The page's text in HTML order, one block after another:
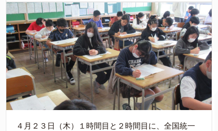
４月２３日（木）１時間目と２時間目に、全国統一